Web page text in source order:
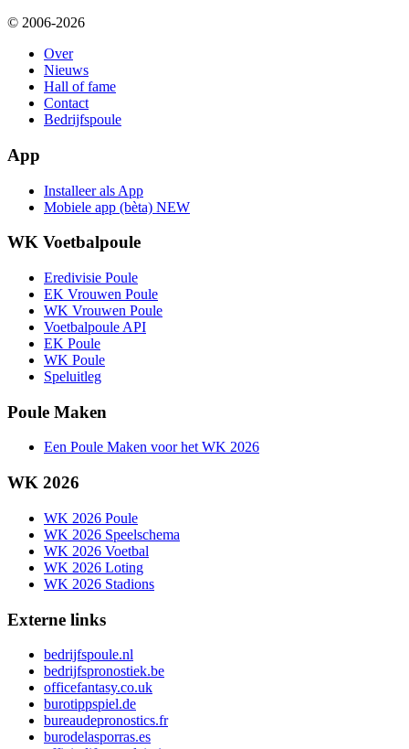
© 2006-2026
Over
Nieuws
Hall of fame
Contact
Bedrijfspoule
App
Installeer als App
Mobiele app (bèta) NEW
WK Voetbalpoule
Eredivisie Poule
EK Vrouwen Poule
WK Vrouwen Poule
Voetbalpoule API
EK Poule
WK Poule
Speluitleg
Poule Maken
Een Poule Maken voor het WK 2026
WK 2026
WK 2026 Poule
WK 2026 Speelschema
WK 2026 Voetbal
WK 2026 Loting
WK 2026 Stadions
Externe links
bedrijfspoule.nl
bedrijfspronostiek.be
officefantasy.co.uk
burotippspiel.de
bureaudepronostics.fr
burodelasporras.es